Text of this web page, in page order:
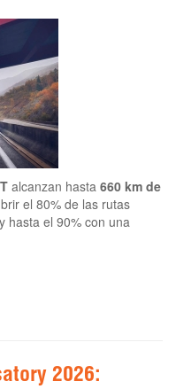
alcanzan hasta 660 km de
el 80% de las rutas
hasta el 90% con una
2026: